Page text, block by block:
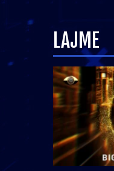
LAJME